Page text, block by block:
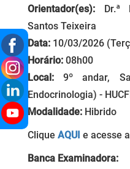
Orientador(es): Dr.ª
Santos Teixeira
Data: 10/03/2026
Horário: 08h00
Local: 9º andar,
Endocrinologia) -
Modalidade: Hibrido
Clique AQUI e acesse
Banca Examinadora: